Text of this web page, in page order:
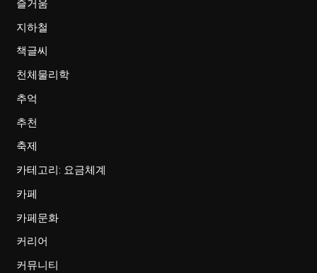
즐거움
지하철
책글씨
천체물리학
추억
추천
축제
카테고리: 요금체계
카페
카페문화
커리어
커뮤니티